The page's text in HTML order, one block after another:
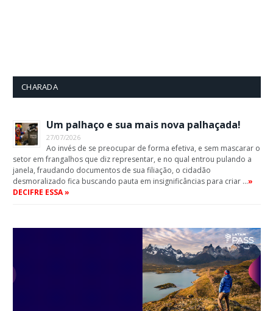
CHARADA
Um palhaço e sua mais nova palhaçada!
27/07/2026
Ao invés de se preocupar de forma efetiva, e sem mascarar o
setor em frangalhos que diz representar, e no qual entrou pulando a
janela, fraudando documentos de sua filiação, o cidadão
desmoralizado fica buscando pauta em insignificâncias para criar …»
DECIFRE ESSA »